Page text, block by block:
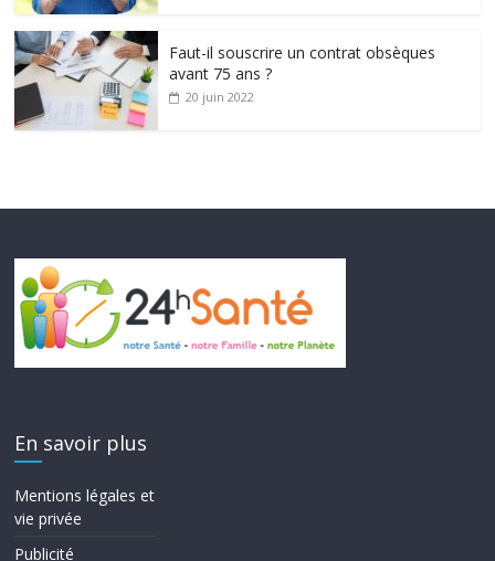
Faut-il souscrire un contrat obsèques
avant 75 ans ?
20 juin 2022
En savoir plus
Mentions légales et
vie privée
Publicité